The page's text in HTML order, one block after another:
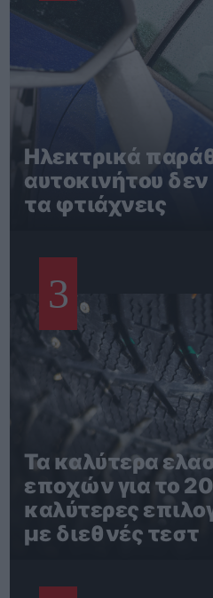
Ηλεκτρικά
αυτοκινήτου
τα φτιάχνεις
3
Τα καλύτερα
εποχών για το
καλύτερες
με διεθνές τεστ